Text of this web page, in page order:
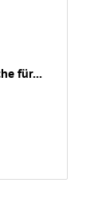
für...